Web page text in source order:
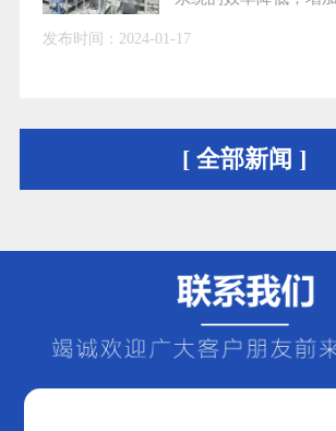
功补偿装置是一种常
数低的方法。通过在
补偿装置，可以向系
机等。在选择无功补
发布时间： 2024-01-17
[ 全部新闻 ]